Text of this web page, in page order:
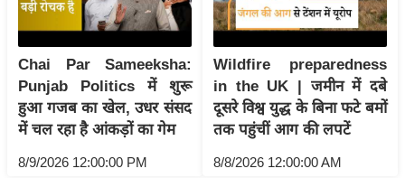
ट
ल
क्रि
के
ट
I
Chai Par Sameeksha:
Punjab Politics में शुरू
हुआ गजब का खेल, उधर संसद
में चल रहा है आंकड़ों का गेम
8/9/2026 12:00:00 PM
Wildfire preparedness
in the UK | जमीन में दबे
दूसरे विश्व युद्ध के बिना फटे बमों
तक पहुंचीं आग की लपटें
8/8/2026 12:00:00 AM